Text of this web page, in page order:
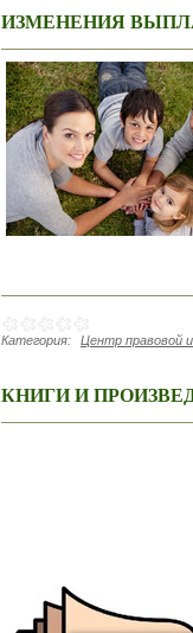
ИЗМЕНЕНИЯ
Категория: Центр правовой
КНИГИ И